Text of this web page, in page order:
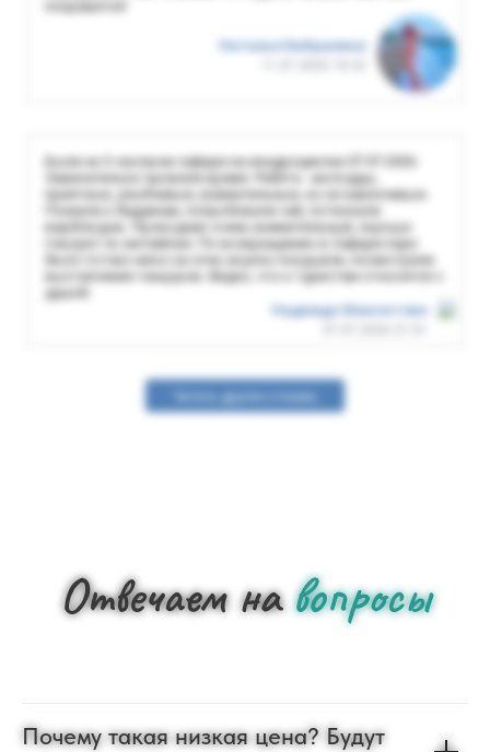
Наталья Бабушкина
Надежда Максютова
Были на 3-часовом сафари на квадроциклах 07.07.2026.
Замечательно провели время. Ребята - молодцы,
приятные, улыбчивые, внимательные, но не навязчивые.
Поехали к бедуинам, попробовали чай, потискали
верблюдов. Проводник очень внимательный, хорошо
говорит по английски. По возвращению в Сафари-парк
было готово мясо на огне, вкусно покушали, посмотрели
выступление танцоров. Видно, что к туристам относятся с
душой.
Читать другие отзывы
Отвечаем навопросы
Почему такая низкая цена? Будут